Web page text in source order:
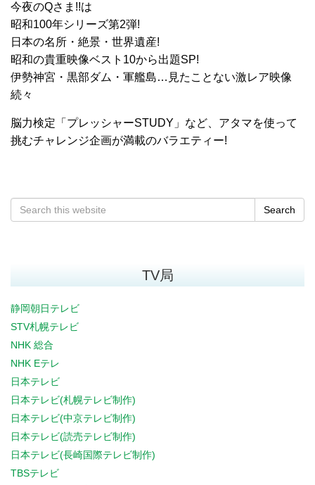
今夜のQさま!!は
昭和100年シリーズ第2弾!
日本の名所・絶景・世界遺産!
昭和の貴重映像ベスト10から出題SP!
伊勢神宮・黒部ダム・軍艦島…見たことない激レア映像
続々
脳力検定「プレッシャーSTUDY」など、アタマを使って
挑むチャレンジ企画が満載のバラエティー!
Search
TV局
静岡朝日テレビ
STV札幌テレビ
NHK 総合
NHK Eテレ
日本テレビ
日本テレビ(札幌テレビ制作)
日本テレビ(中京テレビ制作)
日本テレビ(読売テレビ制作)
日本テレビ(長崎国際テレビ制作)
TBSテレビ